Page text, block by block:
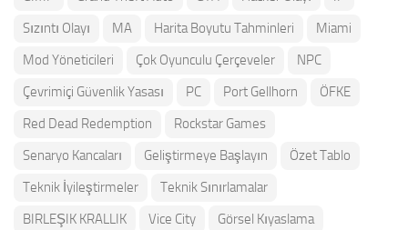
Sızıntı Olayı
MA Harita Boyutu Tahminleri
Miami
Mod Yöneticileri
Çok Oyunculu Çerçeveler
NPC
Çevrimiçi Güvenlik Yasası
PC Port Gellhorn
ÖFKE
Red Dead Redemption
Rockstar Games
Senaryo Kancaları
Geliştirmeye Başlayın
Özet Tablo
Teknik İyileştirmeler
Teknik Sınırlamalar
BIRLEŞIK KRALLIK
Vice City
Görsel Kıyaslama